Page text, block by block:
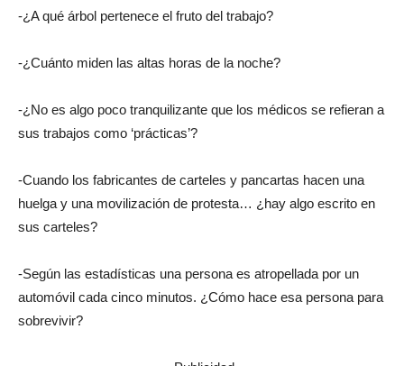
-¿A qué árbol pertenece el fruto del trabajo?
-¿Cuánto miden las altas horas de la noche?
-¿No es algo poco tranquilizante que los médicos se refieran a
sus trabajos como ‘prácticas’?
-Cuando los fabricantes de carteles y pancartas hacen una
huelga y una movilización de protesta… ¿hay algo escrito en
sus carteles?
-Según las estadísticas una persona es atropellada por un
automóvil cada cinco minutos. ¿Cómo hace esa persona para
sobrevivir?